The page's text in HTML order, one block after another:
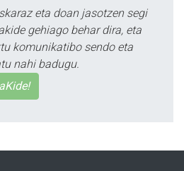
eta doan jasotzen segi
gehiago behar dira, eta
komunikatibo sendo eta
nahi badugu.